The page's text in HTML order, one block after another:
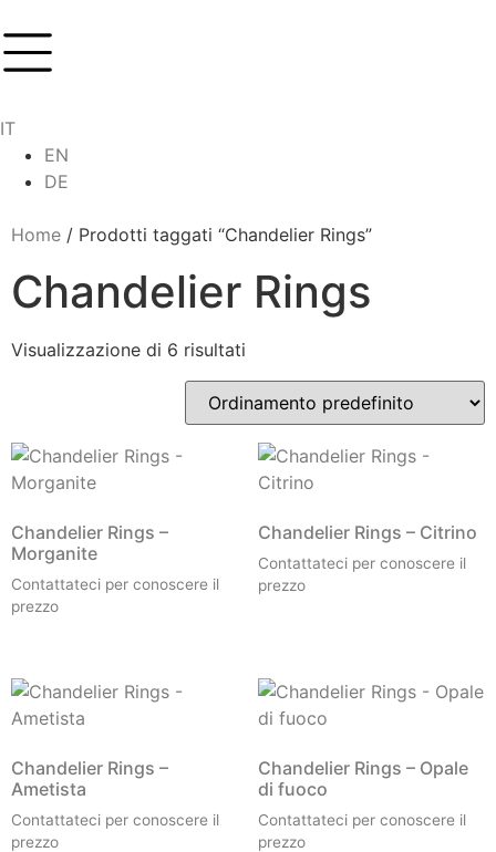
IT
EN
DE
Home / Prodotti taggati “Chandelier Rings”
Chandelier Rings
Visualizzazione di 6 risultati
Chandelier Rings –
Morganite
Contattateci per conoscere il
prezzo
Chandelier Rings – Citrino
Contattateci per conoscere il
prezzo
Chandelier Rings –
Ametista
Contattateci per conoscere il
prezzo
Chandelier Rings – Opale
di fuoco
Contattateci per conoscere il
prezzo